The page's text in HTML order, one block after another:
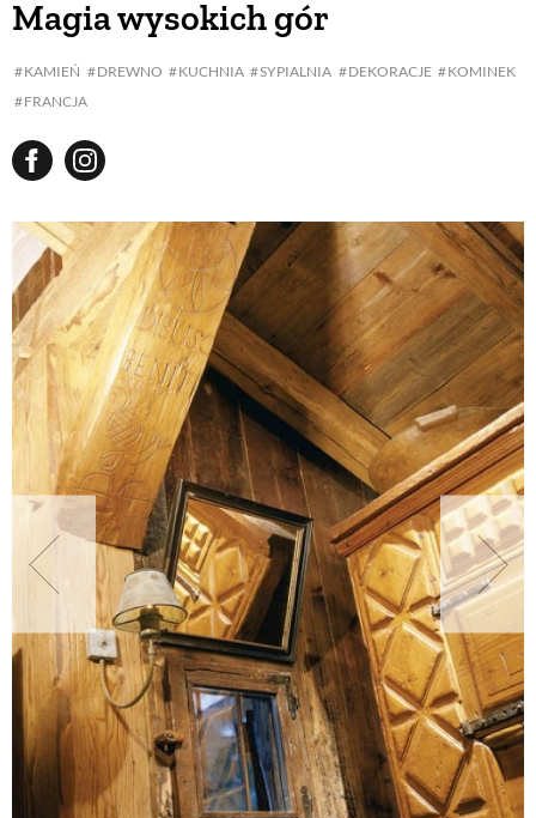
Magia wysokich gór
KAMIEŃ DREWNO KUCHNIA SYPIALNIA DEKORACJE
KOMINEK
FRANCJA
BUDUJEMY DOM
WARZYWA I OWOCE
ROŚLINY OGRODOWE
PORADY
ZIELEŃ W DOMU
PROJEKTOWANIE OGRODU
NATURALNIE
URODA
NATURALNA APTECZKA